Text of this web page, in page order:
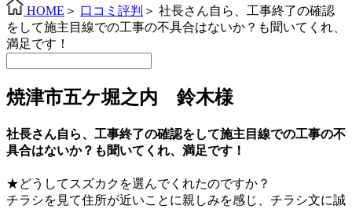
HOME ＞ 口コミ評判 ＞ 社長さん自ら、工事終了の確認
をして施主目線での工事の不具合はないか？も聞いてくれ、
満足です！
焼津市五ケ堀之内 鈴木様
社長さん自ら、工事終了の確認をして施主目線での工事の不
具合はないか？も聞いてくれ、満足です！
★どうしてスズカクを選んでくれたのですか？
チラシを見て住所が近いことに親しみを感じ、チラシ文に誠